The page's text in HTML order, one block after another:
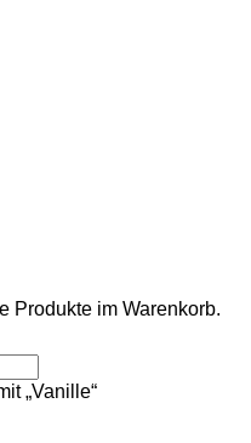
Produkte im Warenkorb.
„Vanille“